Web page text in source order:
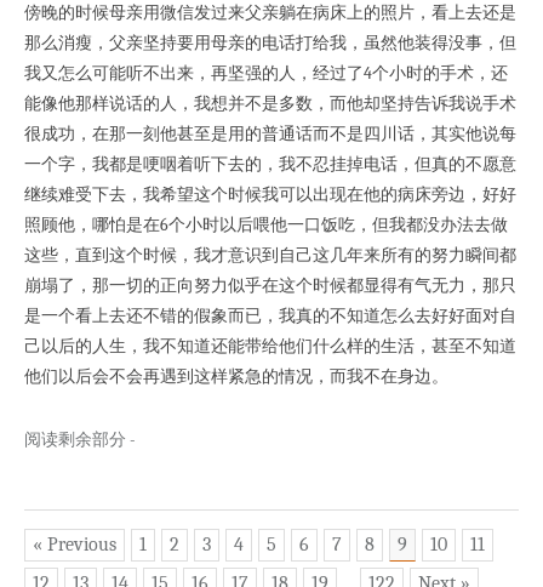
傍晚的时候母亲用微信发过来父亲躺在病床上的照片，看上去还是
那么消瘦，父亲坚持要用母亲的电话打给我，虽然他装得没事，但
我又怎么可能听不出来，再坚强的人，经过了4个小时的手术，还
能像他那样说话的人，我想并不是多数，而他却坚持告诉我说手术
很成功，在那一刻他甚至是用的普通话而不是四川话，其实他说每
一个字，我都是哽咽着听下去的，我不忍挂掉电话，但真的不愿意
继续难受下去，我希望这个时候我可以出现在他的病床旁边，好好
照顾他，哪怕是在6个小时以后喂他一口饭吃，但我都没办法去做
这些，直到这个时候，我才意识到自己这几年来所有的努力瞬间都
崩塌了，那一切的正向努力似乎在这个时候都显得有气无力，那只
是一个看上去还不错的假象而已，我真的不知道怎么去好好面对自
己以后的人生，我不知道还能带给他们什么样的生活，甚至不知道
他们以后会不会再遇到这样紧急的情况，而我不在身边。
阅读剩余部分 -
« Previous 1 2 3 4 5 6 7 8 9 10
11